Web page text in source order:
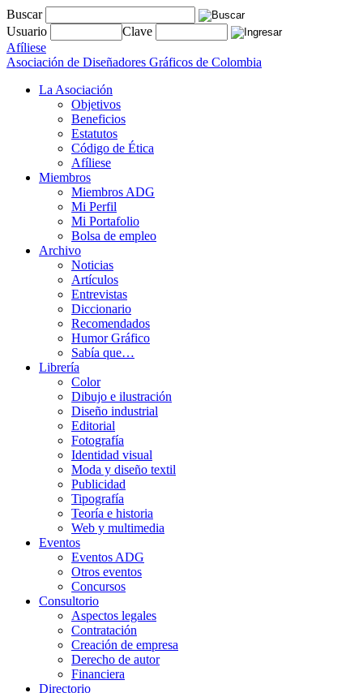
Buscar
Usuario
Clave
Afíliese
Asociación de Diseñadores Gráficos de Colombia
La Asociación
Objetivos
Beneficios
Estatutos
Código de Ética
Afíliese
Miembros
Miembros ADG
Mi Perfil
Mi Portafolio
Bolsa de empleo
Archivo
Noticias
Artículos
Entrevistas
Diccionario
Recomendados
Humor Gráfico
Sabía que…
Librería
Color
Dibujo e ilustración
Diseño industrial
Editorial
Fotografía
Identidad visual
Moda y diseño textil
Publicidad
Tipografía
Teoría e historia
Web y multimedia
Eventos
Eventos ADG
Otros eventos
Concursos
Consultorio
Aspectos legales
Contratación
Creación de empresa
Derecho de autor
Financiera
Directorio